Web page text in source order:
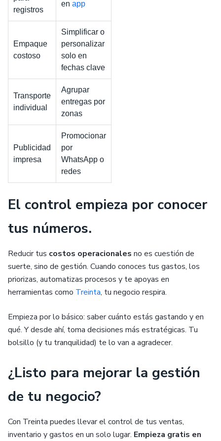
registros
en app
Empaque
costoso
Simplificar o
personalizar
solo en
fechas clave
Transporte
individual
Agrupar
entregas por
zonas
Publicidad
impresa
Promocionar
por
WhatsApp o
redes
El control empieza por conocer
tus números.
Reducir tus costos operacionales no es cuestión de
suerte, sino de gestión. Cuando conoces tus gastos, los
priorizas, automatizas procesos y te apoyas en
herramientas como Treinta, tu negocio respira.
Empieza por lo básico: saber cuánto estás gastando y en
qué. Y desde ahí, toma decisiones más estratégicas. Tu
bolsillo (y tu tranquilidad) te lo van a agradecer.
¿Listo para mejorar la gestión
de tu negocio?
Con Treinta puedes llevar el control de tus ventas,
inventario y gastos en un solo lugar. Empieza gratis en